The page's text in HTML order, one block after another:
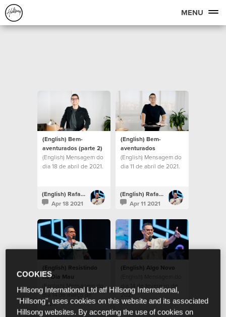
MENU
(English) Bem-
aventurados (parte 2)
(English) Mensagem do
dia 18 de abril de 2021.
(English) Rafael Bitencourt
Apr 18 2021
(English) Bem-
aventurados
(English) Mensagem do
dia 11 de abril de 2021.
(English) Rafael Bitencourt
Apr 11 2021
(English) Resistindo
no Dia Mau
(English) Mensagem do
dia 14 de março de
2021.
(English) Algo Novo
(English) Mensagem do
dia 14 de fevereiro de
2021.
COOKIES
Hillsong International Ltd atf Hillsong International,
"Hillsong", uses cookies on this website and its associated
Hillsong websites. By accepting the use of cookies on